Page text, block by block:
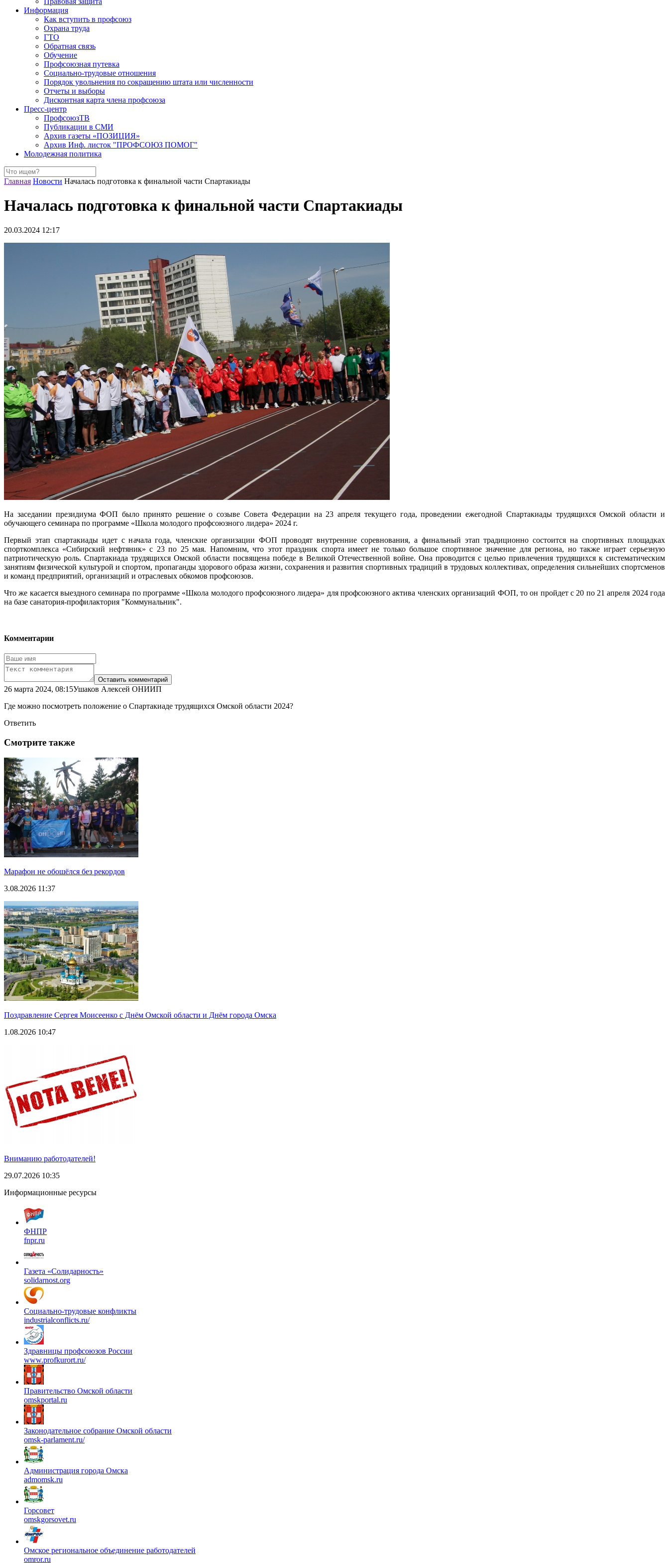
Информация
Как вступить в профсоюз
Охрана труда
ГТО
Обратная связь
Обучение
Профсоюзная путевка
Социально-трудовые отношения
Порядок увольнения по сокращению штата или численности
Отчеты и выборы
Дисконтная карта члена профсоюза
Пресс-центр
ПрофсоюзТВ
Публикации в СМИ
Архив газеты «ПОЗИЦИЯ»
Архив Инф. листок "ПРОФСОЮЗ ПОМОГ"
Молодежная политика
Главная Новости Началась подготовка к финальной части Спартакиады
Началась подготовка к финальной части Спартакиады
20.03.2024 12:17
На заседании президиума ФОП было принято решение о созыве Совета Федерации на 23 апреля текущего года, проведении ежегодной Спартакиады трудящихся Омской области и
обучающего семинара по программе «Школа молодого профсоюзного лидера» 2024 г.
Первый этап спартакиады идет с начала года, членские организации ФОП проводят внутренние соревнования, а финальный этап традиционно состоится на спортивных площадках
спорткомплекса «Сибирский нефтяник» с 23 по 25 мая. Напомним, что этот праздник спорта имеет не только большое спортивное значение для региона, но также играет серьезную
патриотическую роль. Спартакиада трудящихся Омской области посвящена победе в Великой Отечественной войне. Она проводится с целью привлечения трудящихся к систематическим
занятиям физической культурой и спортом, пропаганды здорового образа жизни, сохранения и развития спортивных традиций в трудовых коллективах, определения сильнейших спортсменов
и команд предприятий, организаций и отраслевых обкомов профсоюзов.
Что же касается выездного семинара по программе «Школа молодого профсоюзного лидера» для профсоюзного актива членских организаций ФОП, то он пройдет с 20 по 21 апреля 2024 года
на базе санатория-профилактория "Коммунальник".
Комментарии
26 марта 2024, 08:15Ушаков Алексей ОНИИП
Где можно посмотреть положение о Спартакиаде трудящихся Омской области 2024?
Ответить
Смотрите также
Марафон не обошёлся без рекордов
3.08.2026 11:37
Поздравление Сергея Моисеенко с Днём Омской области и Днём города Омска
1.08.2026 10:47
Вниманию работодателей!
29.07.2026 10:35
Информационные ресурсы
ФНПР
fnpr.ru
Газета «Солидарность»
solidarnost.org
Социально-трудовые конфликты
industrialconflicts.ru/
Здравницы профсоюзов России
www.profkurort.ru/
Правительство Омской области
omskportal.ru
Законодательное собрание Омской области
omsk-parlament.ru/
Администрация города Омска
admomsk.ru
Горсовет
omskgorsovet.ru
Омское региональное объединение работодателей
omror.ru